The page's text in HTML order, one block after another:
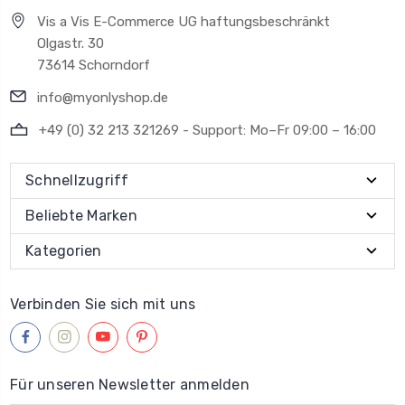
Vis a Vis E-Commerce UG haftungsbeschränkt
Olgastr. 30
73614 Schorndorf
info@myonlyshop.de
+49 (0) 32 213 321269 - Support: Mo–Fr 09:00 – 16:00
Schnellzugriff
Beliebte Marken
Kategorien
Verbinden Sie sich mit uns
Für unseren Newsletter anmelden